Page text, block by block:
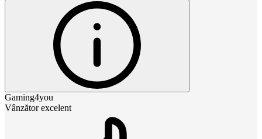
Gaming4you
Vânzător excelent